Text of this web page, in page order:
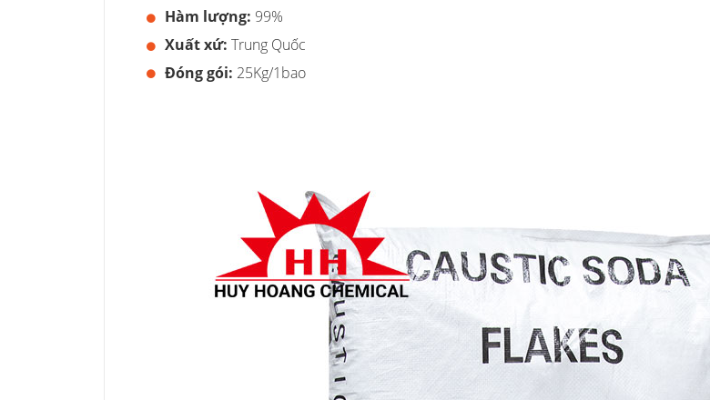
Hàm lượng: 99%
Xuất xứ: Trung Quốc
Đóng gói: 25Kg/1bao